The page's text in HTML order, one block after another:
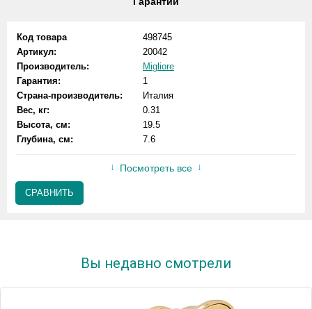
Код товара
498745
Артикул:
20042
Производитель:
Migliore
Гарантия:
1
Страна-производитель:
Италия
Вес, кг:
0.31
Высота, см:
19.5
Глубина, см:
7.6
Посмотреть все
СРАВНИТЬ
Вы недавно смотрели